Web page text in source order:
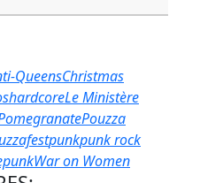
QueensChristmas
hardcoreLe Ministère
Pouzza
punkpunk rock
War on Women